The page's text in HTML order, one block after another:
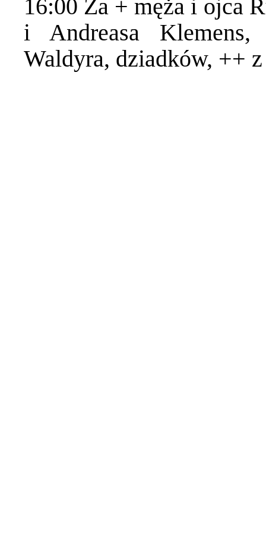
16:00 Za + męża i ojca
i Andreasa
Waldyra, dziadków, ++ z